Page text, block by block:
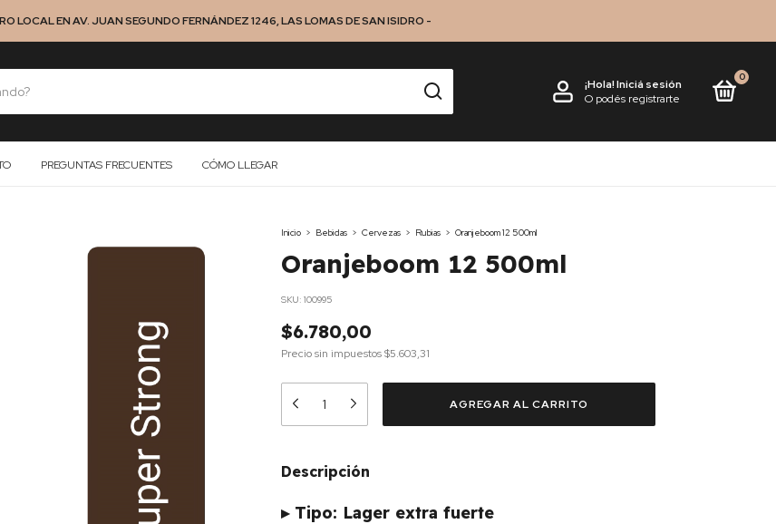
LOCAL EN AV. JUAN SEGUNDO FERNÁNDEZ 1246, LAS LOMAS DE SAN ISIDRO -
¡Hola!Iniciá sesión
O podés registrarte
0
PREGUNTAS FRECUENTES CÓMO LLEGAR
Inicio > Bebidas > Cervezas > Rubias > Oranjeboom 12 500ml
Oranjeboom 12 500ml
SKU: 100995
$6.780,00
Precio sin impuestos$5.603,31
Descripción
▸ Tipo: Lager extra fuerte